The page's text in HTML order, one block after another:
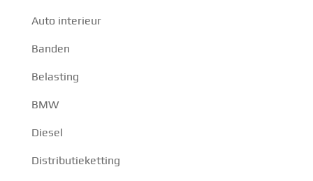
Auto interieur
Banden
Belasting
BMW
Diesel
Distributieketting